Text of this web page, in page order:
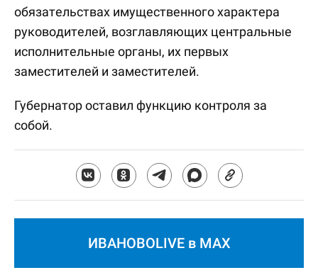
обязательствах имущественного характера
руководителей, возглавляющих центральные
исполнительные органы, их первых
заместителей и заместителей.
Губернатор оставил функцию контроля за
собой.
ИВАНОВОLIVE в MAX